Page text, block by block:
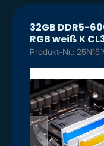
32GB DDR5-
RGB weiß K
Produkt-Nr.: